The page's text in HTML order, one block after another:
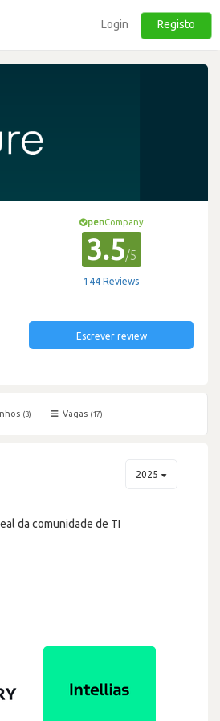
Login Registo
penCompany
3.5/5
144 Reviews
Escrever review
(3) Vagas (17)
2025
da comunidade de TI